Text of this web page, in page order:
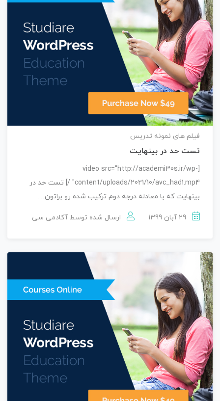
فیلم های نمونه تدریس
تست حد در بینهایت
[video src="http://academi30s.ir/wp-
content/uploads/2021/10/avc_had1.mp4" /] تست حد در
بینهایت که با معادله درجه دوم ترکیب شده رو براتون…
29 آبان 1399 ارسال شده توسط آکادمی سی